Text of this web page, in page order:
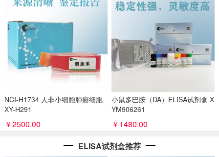
NCI-H1734 人非小细胞肺癌细胞
XY-H291
￥2500.00
小鼠多巴胺（DA）ELISA试剂盒 X
YM906261
￥1480.00
ELISA试剂盒推荐